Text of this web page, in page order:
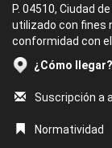
P. 04510, Ciudad
utilizado con fines
conformidad con el
¿Cómo llegar?
Suscripción a
Normatividad